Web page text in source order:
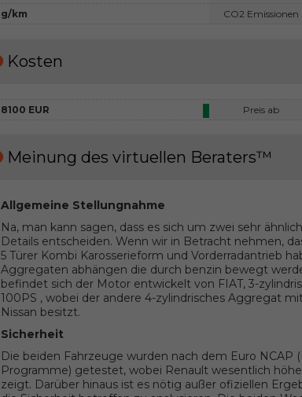
g/km
CO2 Emissionen
Kosten
8100 EUR Preis ab
Meinung des virtuellen Beraters™
Allgemeine Stellungnahme
Na, man kann sagen, dass es sich um zwei sehr
Details entscheiden. Wenn wir in Betracht nehmen,
5 Türer Kombi Karosserieform und Vorderradantrieb
Aggregaten abhängen die durch benzin bewegt
befindet sich der Motor entwickelt von FIAT, 3-
100PS , wobei der andere 4-zylindrisches Aggregat
Nissan besitzt.
Sicherheit
Die beiden Fahrzeuge wurden nach dem Euro NCAP
Programme) getestet, wobei Renault wesentlich
zeigt. Darüber hinaus ist es nötig außer ofiziellen